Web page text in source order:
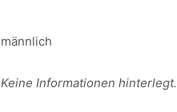
männlich
Keine Informationen hinterlegt.